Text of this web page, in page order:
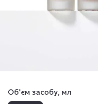
Об'єм засобу, мл